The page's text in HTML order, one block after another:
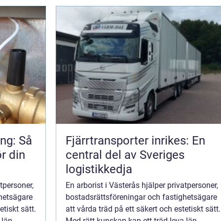
Så
din
sätt.
Fjärrtransporter inrikes: En
central del av Sveriges
logistikkedja
En arborist i Västerås hjälper privatpersoner,
bostadsrättsföreningar och fastighetsägare
att vårda träd på ett säkert och estetiskt sätt.